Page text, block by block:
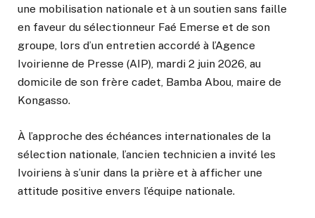
une mobilisation nationale et à un soutien sans faille
en faveur du sélectionneur Faé Emerse et de son
groupe, lors d’un entretien accordé à l’Agence
Ivoirienne de Presse (AIP), mardi 2 juin 2026, au
domicile de son frère cadet, Bamba Abou, maire de
Kongasso.
À l’approche des échéances internationales de la
sélection nationale, l’ancien technicien a invité les
Ivoiriens à s’unir dans la prière et à afficher une
attitude positive envers l’équipe nationale.